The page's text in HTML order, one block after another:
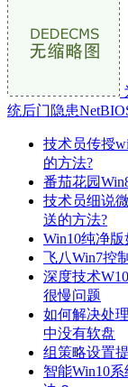
统后门隐患
技术员传授
的方法?
番茄花园
技术员细说
送的方法?
Win10纯净
飞八Win7控
深度技术
很慢问题
如何解决处
中没有软盘
组策略设置
智能Win10